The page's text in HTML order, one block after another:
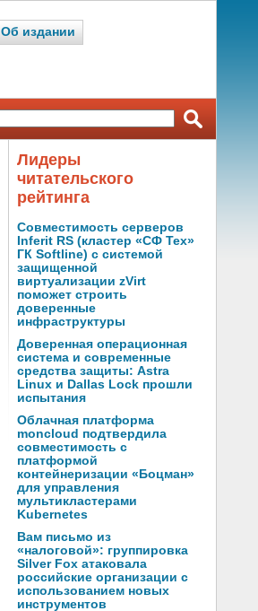
Об издании
Лидеры
читательского
рейтинга
Совместимость серверов
Inferit RS (кластер «СФ Тех»
ГК Softline) с системой
защищенной
виртуализации zVirt
поможет строить
доверенные
инфраструктуры
Доверенная операционная
система и современные
средства защиты: Astra
Linux и Dallas Lock прошли
испытания
Облачная платформа
moncloud подтвердила
совместимость с
платформой
контейнеризации «Боцман»
для управления
мультикластерами
Kubernetes
Вам письмо из
«налоговой»: группировка
Silver Fox атаковала
российские организации с
использованием новых
инструментов